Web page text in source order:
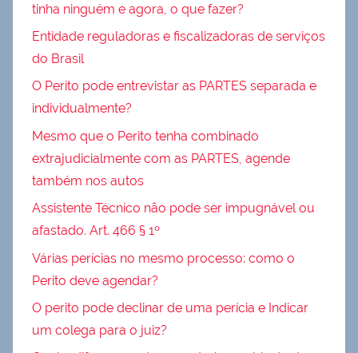
tinha ninguém e agora, o que fazer?
Entidade reguladoras e fiscalizadoras de serviços
do Brasil
O Perito pode entrevistar as PARTES separada e
individualmente?
Mesmo que o Perito tenha combinado
extrajudicialmente com as PARTES, agende
também nos autos
Assistente Técnico não pode ser impugnável ou
afastado. Art. 466 § 1º
Várias perícias no mesmo processo: como o
Perito deve agendar?
O perito pode declinar de uma perícia e Indicar
um colega para o juiz?